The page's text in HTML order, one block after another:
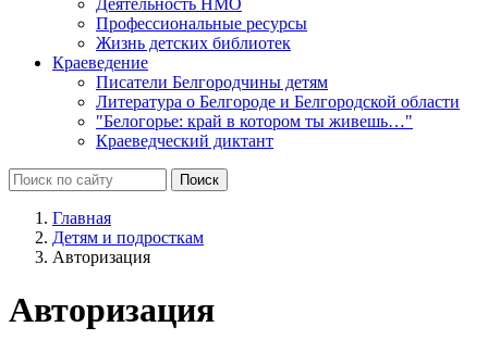
Профессиональные ресурсы
Жизнь детских библиотек
Краеведение
Писатели Белгородчины детям
Литература о Белгороде и Белгородской области
"Белогорье: край в котором ты живешь…"
Краеведческий диктант
Главная
Детям и подросткам
Авторизация
Авторизация